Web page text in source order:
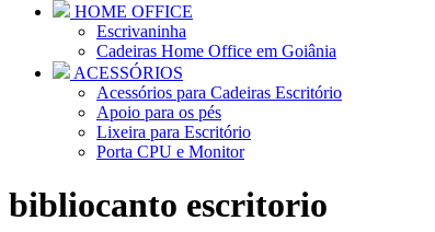
HOME OFFICE
Escrivaninha
Cadeiras Home Office em Goiânia
ACESSÓRIOS
Acessórios para Cadeiras Escritório
Apoio para os pés
Lixeira para Escritório
Porta CPU e Monitor
bibliocanto escritorio